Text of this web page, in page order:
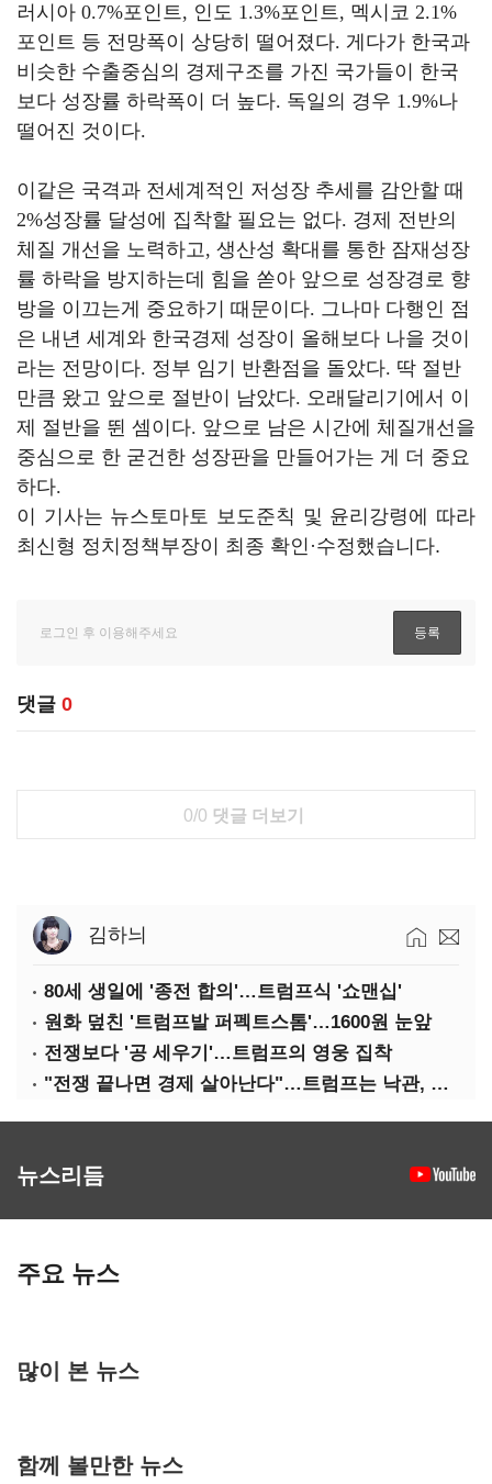
러시아 0.7%포인트, 인도 1.3%포인트, 멕시코 2.1%
포인트 등 전망폭이 상당히 떨어졌다. 게다가 한국과
비슷한 수출중심의 경제구조를 가진 국가들이 한국
보다 성장률 하락폭이 더 높다. 독일의 경우 1.9%나
떨어진 것이다.
이같은 국격과 전세계적인 저성장 추세를 감안할 때
2%성장률 달성에 집착할 필요는 없다. 경제 전반의
체질 개선을 노력하고, 생산성 확대를 통한 잠재성장
률 하락을 방지하는데 힘을 쏟아 앞으로 성장경로 향
방을 이끄는게 중요하기 때문이다. 그나마 다행인 점
은 내년 세계와 한국경제 성장이 올해보다 나을 것이
라는 전망이다. 정부 임기 반환점을 돌았다. 딱 절반
만큼 왔고 앞으로 절반이 남았다. 오래달리기에서 이
제 절반을 뛴 셈이다. 앞으로 남은 시간에 체질개선을
중심으로 한 굳건한 성장판을 만들어가는 게 더 중요
하다.
이 기사는 뉴스토마토 보도준칙 및 윤리강령에 따라
최신형 정치정책부장이 최종 확인·수정했습니다.
댓글 0
0/0 댓글 더보기
김하늬
80세 생일에 '종전 합의'…트럼프식 '쇼맨십'
원화 덮친 '트럼프발 퍼펙트스톰'…1600원 눈앞
전쟁보다 '공 세우기'…트럼프의 영웅 집착
"전쟁 끝나면 경제 살아난다"…트럼프는 낙관, 미국인은 싸늘
뉴스리듬
주요 뉴스
많이 본 뉴스
함께 볼만한 뉴스